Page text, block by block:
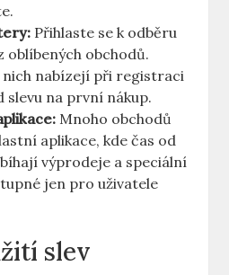
Přihlaste se k odběru
oblíbených obchodů.
nich nabízejí při registraci
slevu na první nákup.
Mnoho obchodů
aplikace, kde čas od
výprodeje a speciální
jen pro uživatele
slev